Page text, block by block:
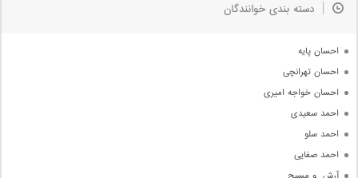
جدیدترین ها
دسته بندی خوانندگان
احسان پایه
احسان تهرانچی
احسان خواجه امیری
احمد سعیدی
احمد سلو
احمد صفایی